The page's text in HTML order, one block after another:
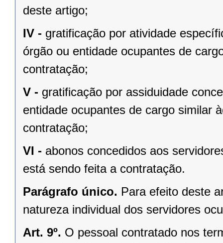
deste artigo;
IV - gratificação por atividade
órgão ou entidade ocupantes de
contratação;
V - gratificação por assiduidade
entidade ocupantes de cargo similar
contratação;
VI - abonos concedidos aos
está sendo feita a contratação.
Parágrafo único. Para efeito deste
natureza individual dos servidores
Art. 9º. O pessoal contratado nos